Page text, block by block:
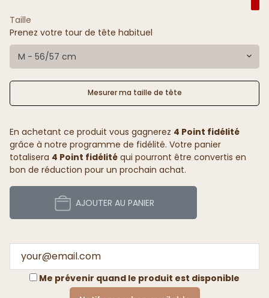
Taille
Prenez votre tour de tête habituel
M - 56/57 cm
Mesurer ma taille de tête
En achetant ce produit vous gagnerez 4 Point fidélité
grâce à notre programme de fidélité. Votre panier
totalisera 4 Point fidélité qui pourront être convertis en
bon de réduction pour un prochain achat.
AJOUTER AU PANIER
Me prévenir quand le produit est disponible